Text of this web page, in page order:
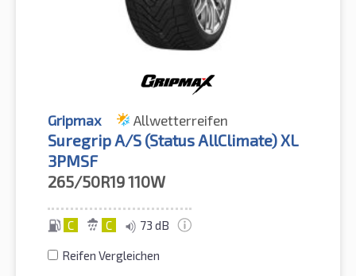
Gripmax Allwetterreifen
Suregrip A/S (Status AllClimate) XL
3PMSF
265/50R19110W
C C 73 dB
Reifen Vergleichen